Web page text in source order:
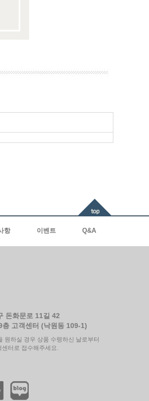
항 이벤트 Q&A
돈화문로 11길 42
층 고객센터 (낙원동 109-1)
원하실 경우 상품 수령하신 날로부터
터로 접수해주세요.